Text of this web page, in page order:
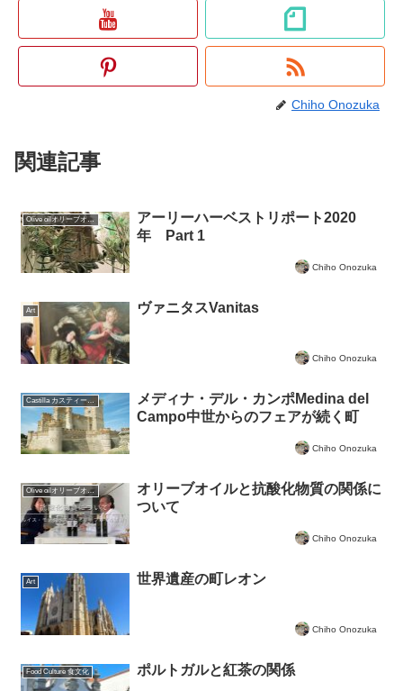
Chiho Onozuka
関連記事
Olive oilオリーブオイルについて
アーリーハーベストリポート2020
年 Part 1
Chiho Onozuka
Art ヴァニタスVanitas
Chiho Onozuka
Castilla カスティーリャ
メディナ・デル・カンポMedina del
Campo中世からのフェアが続く町
Chiho Onozuka
Olive oilオリーブオイルについて
オリーブオイルと抗酸化物質の関係に
ついて
Chiho Onozuka
Art 世界遺産の町レオン
Chiho Onozuka
Food Culture 食文化 ポルトガルと紅茶の関係